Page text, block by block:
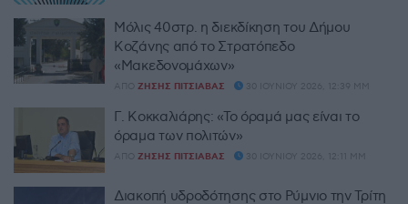
Μόλις 40στρ. η διεκδίκηση του Δήμου
Κοζάνης από το Στρατόπεδο
«Μακεδονομάχων»
ΑΠΌ ΖΉΣΗΣ ΠΙΤΣΙΆΒΑΣ 30 ΙΟΥΝΊΟΥ 2026, 12:39 ΜΜ
Γ. Κοκκαλιάρης: «Το όραμά μας είναι το
όραμα των πολιτών»
ΑΠΌ ΖΉΣΗΣ ΠΙΤΣΙΆΒΑΣ 30 ΙΟΥΝΊΟΥ 2026, 12:11 ΜΜ
Διακοπή υδροδότησης στο Ρύμνιο την Τρίτη